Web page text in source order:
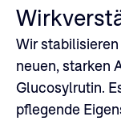
Wir
neuen, starken
Glucosylrutin.
pflegende